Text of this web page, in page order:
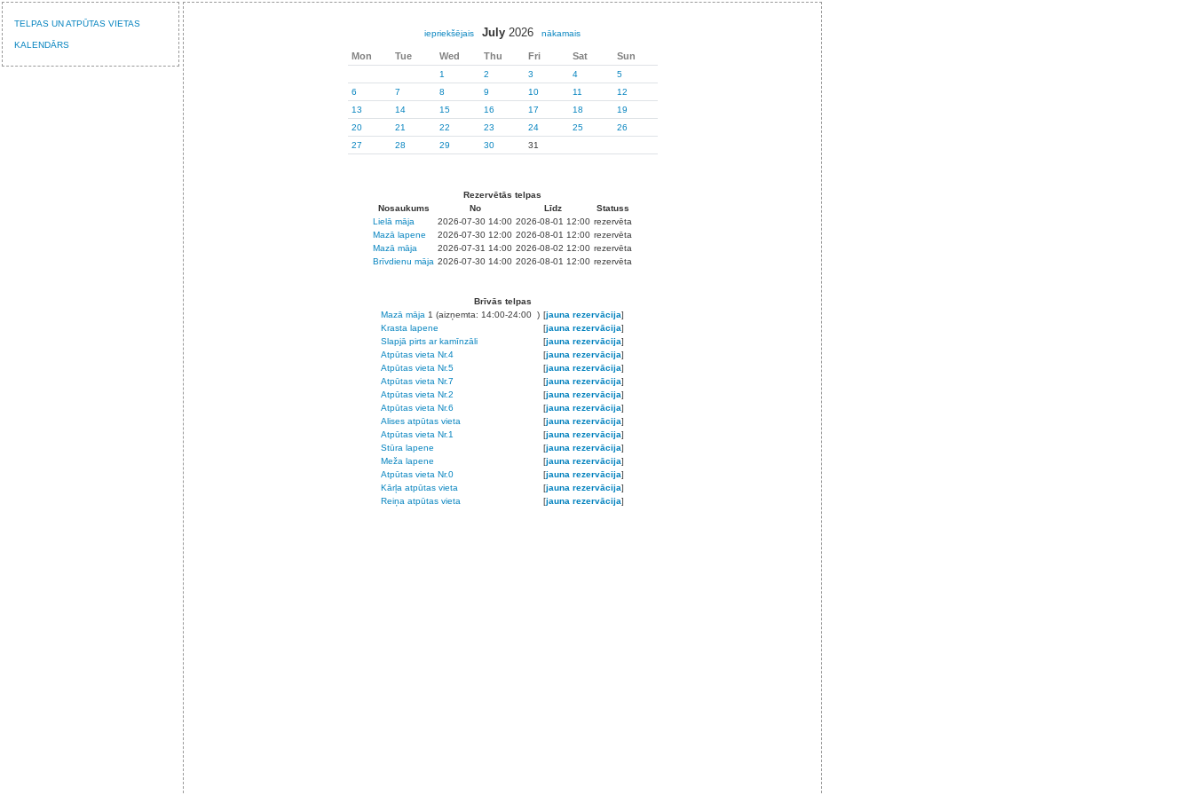
TELPAS UN ATPŪTAS VIETAS
KALENDĀRS
iepriekšējais July 2026 nākamais
Mon Tue Wed Thu Fri Sat Sun
1 2 3 4
5
6
7 8 9 10 11
12
13
14 15 16 17 18
19
20
21 22 23 24 25
26
27
28 29 30 31
Rezervētās telpas
Nosaukums
No Līdz
Statuss
Lielā māja
2026-07-30 14:00 2026-08-01 12:00 rezervēta
Mazā lapene
2026-07-30 12:00 2026-08-01 12:00 rezervēta
Mazā māja
2026-07-31 14:00 2026-08-02 12:00 rezervēta
Brīvdienu māja 2026-07-30 14:00 2026-08-01 12:00 rezervēta
Brīvās telpas
Mazā māja 1 (aizņemta: 14:00-24:00 ) [jauna rezervācija]
Krasta lapene
[jauna rezervācija]
Slapjā pirts ar kamīnzāli
[jauna rezervācija]
Atpūtas vieta Nr.4
[jauna rezervācija]
Atpūtas vieta Nr.5
[jauna rezervācija]
Atpūtas vieta Nr.7
[jauna rezervācija]
Atpūtas vieta Nr.2
[jauna rezervācija]
Atpūtas vieta Nr.6
[jauna rezervācija]
Alises atpūtas vieta
[jauna rezervācija]
Atpūtas vieta Nr.1
[jauna rezervācija]
Stūra lapene
[jauna rezervācija]
Meža lapene
[jauna rezervācija]
Atpūtas vieta Nr.0
[jauna rezervācija]
Kārļa atpūtas vieta
[jauna rezervācija]
Reiņa atpūtas vieta
[jauna rezervācija]